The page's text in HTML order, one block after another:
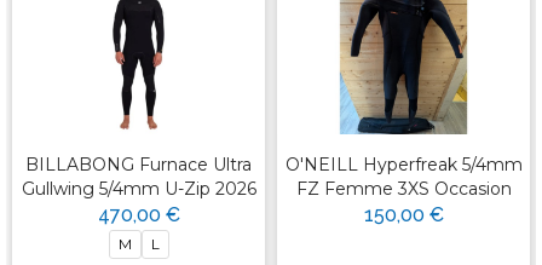
BILLABONG Furnace Ultra
Gullwing 5/4mm U-Zip 2026
470,00 €
M L
O'NEILL Hyperfreak 5/4mm
FZ Femme 3XS Occasion
150,00 €